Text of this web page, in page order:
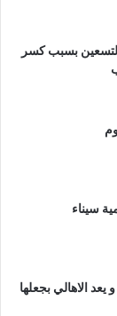
بسبب كسر
الاهالي بجعلها